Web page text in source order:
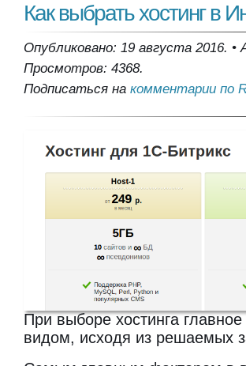
Как выбрать хостинг в
Опубликовано: 19 августа 2016. •
Просмотров: 4368.
Подписаться на комментарии по
При выборе хостинга
видом, исходя из решаемых